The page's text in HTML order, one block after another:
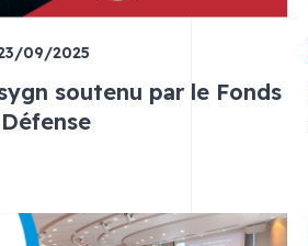
09/2025
soutenu par le Fonds